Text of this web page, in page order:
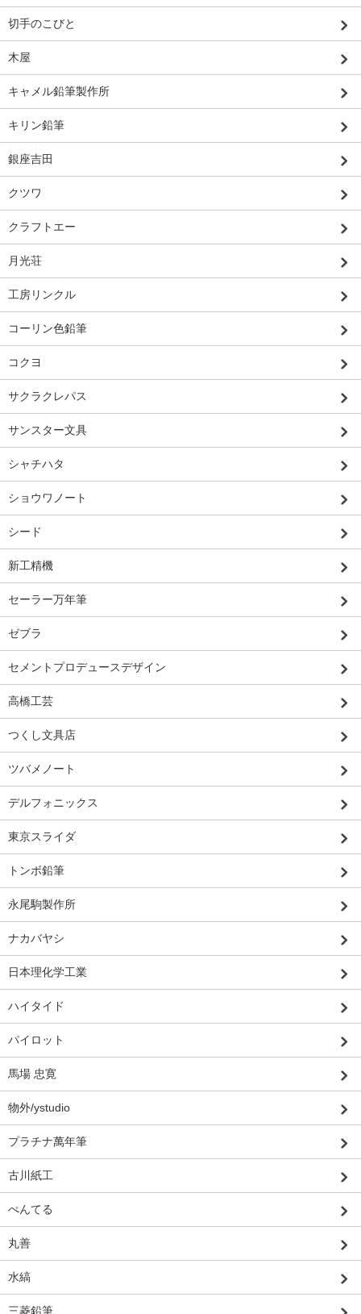
切手のこびと
木屋
キャメル鉛筆製作所
キリン鉛筆
銀座吉田
クツワ
クラフトエー
月光荘
工房リンクル
コーリン色鉛筆
コクヨ
サクラクレパス
サンスター文具
シャチハタ
ショウワノート
シード
新工精機
セーラー万年筆
ゼブラ
セメントプロデュースデザイン
高橋工芸
つくし文具店
ツバメノート
デルフォニックス
東京スライダ
トンボ鉛筆
永尾駒製作所
ナカバヤシ
日本理化学工業
ハイタイド
パイロット
馬場 忠寛
物外/ystudio
プラチナ萬年筆
古川紙工
ぺんてる
丸善
水縞
三菱鉛筆